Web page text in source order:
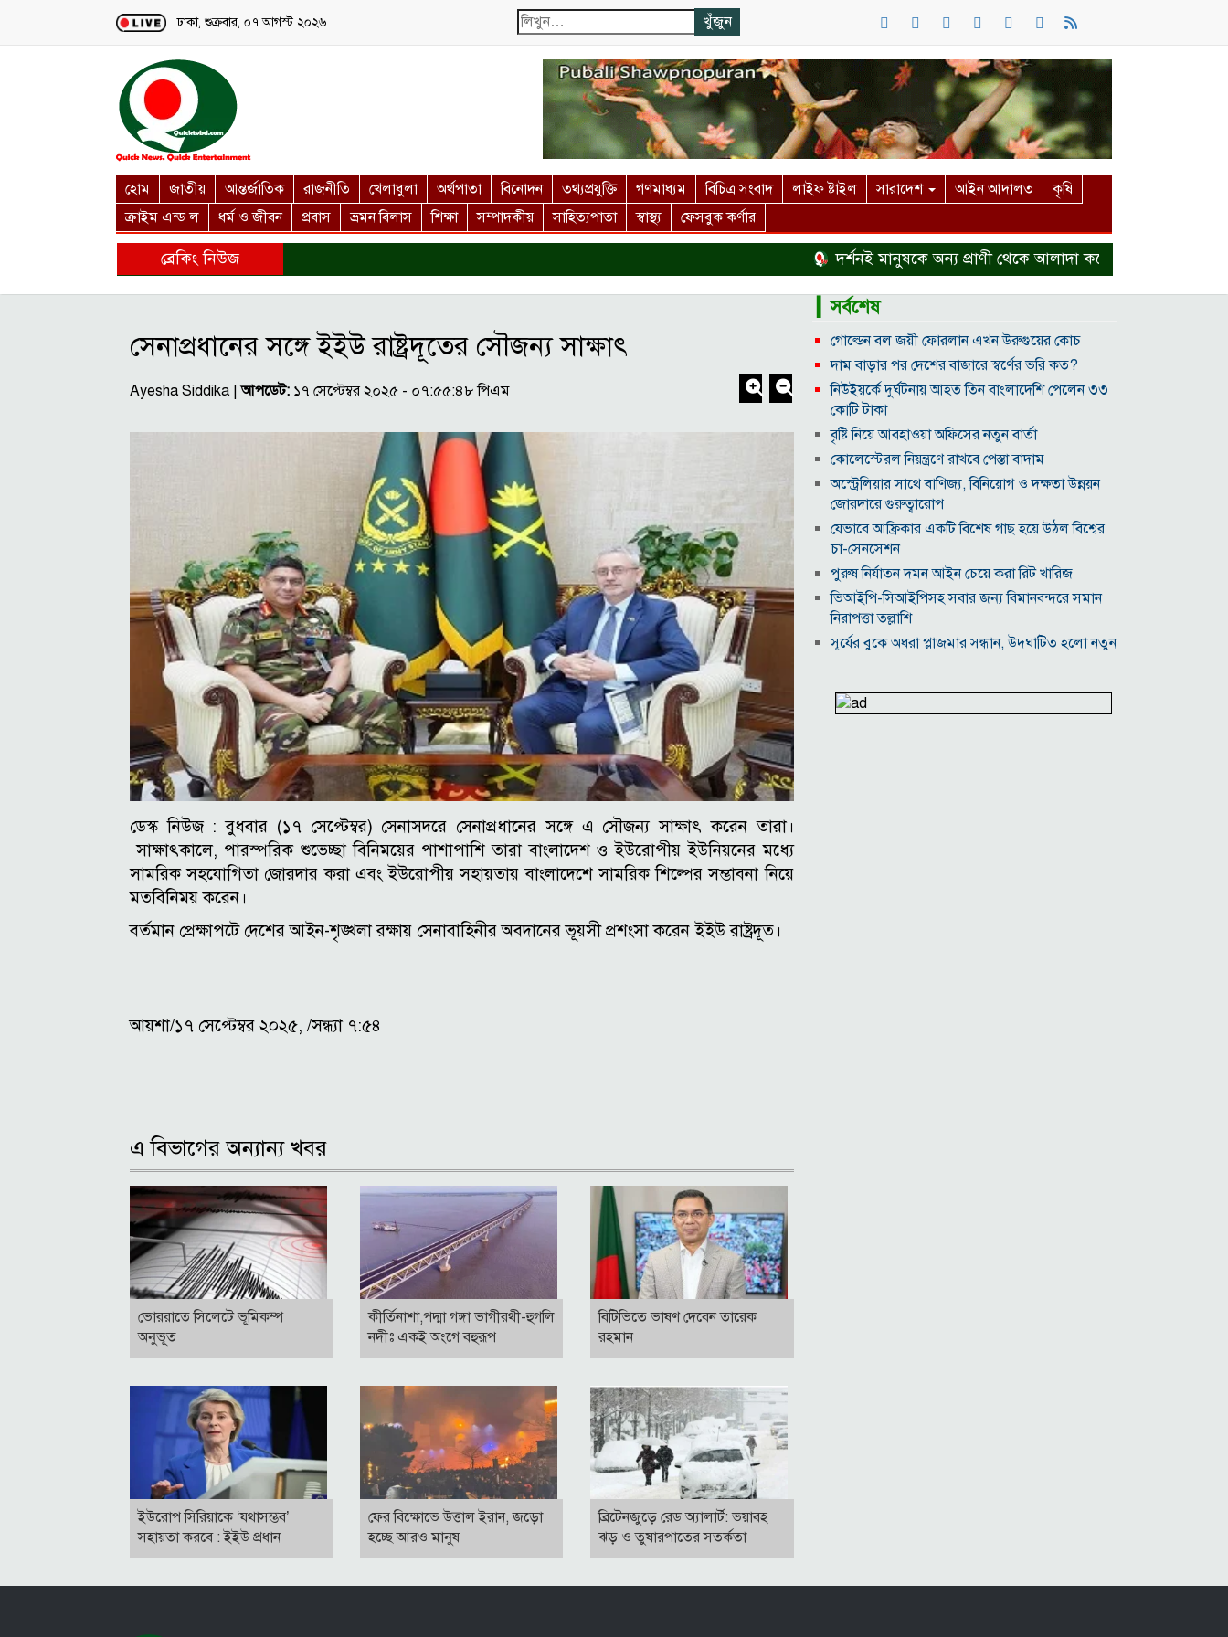
Loading...
ঢাকা, শুক্রবার, ০৭ আগস্ট ২০২৬
হোম জাতীয় আন্তর্জাতিক রাজনীতি খেলাধুলা অর্থপাতা বিনোদন তথ্যপ্রযুক্তি গণমাধ্যম বিচিত্র সংবাদ লাইফ ষ্টাইল সারাদেশ আইন আদালত
কৃষি
ক্রাইম এন্ড ল
ধর্ম ও জীবন প্রবাস ভ্রমন বিলাস শিক্ষা সম্পাদকীয় সাহিত্যপাতা স্বাস্থ্য ফেসবুক কর্ণার
ব্রেকিং নিউজ দর্শনই মানুষকে অন্য প্রাণী থেকে আলাদা করে
সেনাপ্রধানের সঙ্গে ইইউ রাষ্ট্রদূতের সৌজন্য সাক্ষাৎ
Ayesha Siddika |আপডেট: ১৭ সেপ্টেম্বর ২০২৫ - ০৭:৫৫:৪৮ পিএম
ডেস্ক নিউজ :বুধবার (১৭ সেপ্টেম্বর) সেনাসদরে সেনাপ্রধানের সঙ্গে এ সৌজন্য সাক্ষাৎ করেন তারা।
সাক্ষাৎকালে, পারস্পরিক শুভেচ্ছা বিনিময়ের পাশাপাশি তারা বাংলাদেশ ও ইউরোপীয় ইউনিয়নের মধ্যে
সামরিক সহযোগিতা জোরদার করা এবং ইউরোপীয় সহায়তায় বাংলাদেশে সামরিক শিল্পের সম্ভাবনা নিয়ে
মতবিনিময় করেন।
বর্তমান প্রেক্ষাপটে দেশের আইন-শৃঙ্খলা রক্ষায় সেনাবাহিনীর অবদানের ভূয়সী প্রশংসা করেন ইইউ রাষ্ট্রদূত।
আয়শা/১৭ সেপ্টেম্বর ২০২৫, /সন্ধ্যা ৭:৫৪
এ বিভাগের অন্যান্য খবর
ভোররাতে সিলেটে ভূমিকম্প
অনুভূত
কীর্তিনাশা,পদ্মা গঙ্গা ভাগীরথী-হুগলি
নদীঃ একই অংগে বহুরূপ
বি‌টি‌ভিতে ভাষণ দেবেন তারেক
রহমান
ইউরোপ সিরিয়াকে ‘যথাসম্ভব’
সহায়তা করবে : ইইউ প্রধান
ফের বিক্ষোভে উত্তাল ইরান, জড়ো
হচ্ছে আরও মানুষ
ব্রিটেনজুড়ে রেড অ্যালার্ট: ভয়াবহ
ঝড় ও তুষারপাতের সতর্কতা
▎সর্বশেষ
গোল্ডেন বল জয়ী ফোরলান এখন উরুগুয়ের কোচ
দাম বাড়ার পর দেশের বাজারে স্বর্ণের ভরি কত?
নিউইয়র্কে দুর্ঘটনায় আহত তিন বাংলাদেশি পেলেন ৩৩
কোটি টাকা
বৃষ্টি নিয়ে আবহাওয়া অফিসের নতুন বার্তা
কোলেস্টেরল নিয়ন্ত্রণে রাখবে পেস্তা বাদাম
অস্ট্রেলিয়ার সাথে বাণিজ্য, বিনিয়োগ ও দক্ষতা উন্নয়ন
জোরদারে গুরুত্বারোপ
যেভাবে আফ্রিকার একটি বিশেষ গাছ হয়ে উঠল বিশ্বের
চা-সেনসেশন
পুরুষ নির্যাতন দমন আইন চেয়ে করা রিট খারিজ
ভিআইপি-সিআইপিসহ সবার জন্য বিমানবন্দরে সমান
নিরাপত্তা তল্লাশি
সূর্যের বুকে অধরা প্লাজমার সন্ধান, উদ্ঘাটিত হলো নতুন
উপমহাদেশের প্রভাবশালী ১০ সুফি সাধক
প্রতারণা মামলায় সালমান খানকে আদালতে তলব